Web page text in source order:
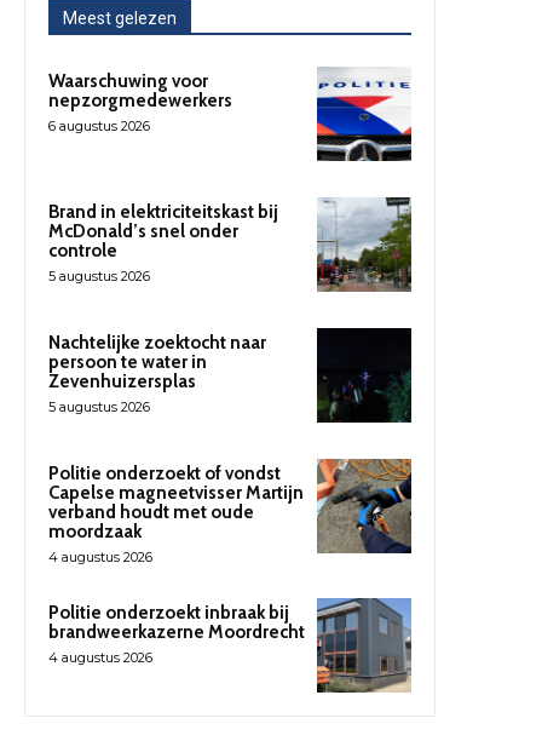
Meest gelezen
Waarschuwing voor
nepzorgmedewerkers
6 augustus 2026
Brand in elektriciteitskast bij
McDonald’s snel onder
controle
5 augustus 2026
Nachtelijke zoektocht naar
persoon te water in
Zevenhuizersplas
5 augustus 2026
Politie onderzoekt of vondst
Capelse magneetvisser Martijn
verband houdt met oude
moordzaak
4 augustus 2026
Politie onderzoekt inbraak bij
brandweerkazerne Moordrecht
4 augustus 2026